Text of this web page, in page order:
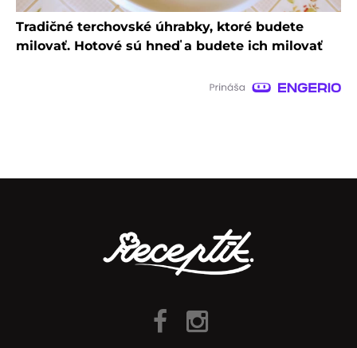
Tradičné terchovské úhrabky, ktoré budete
milovať. Hotové sú hneď a budete ich milovať